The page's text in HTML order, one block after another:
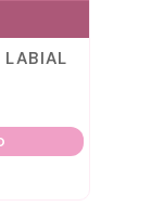
LABIAL